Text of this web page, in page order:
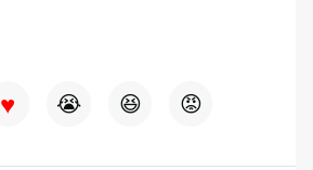
♥ 😭 😆 😡